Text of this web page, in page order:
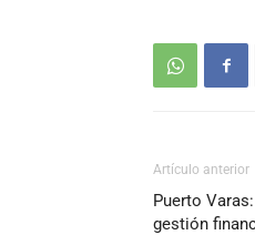
Artículo anterior
Puerto
gestión